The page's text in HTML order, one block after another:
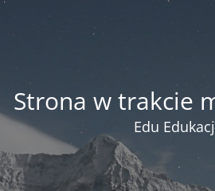
Strona w trakcie
Edu